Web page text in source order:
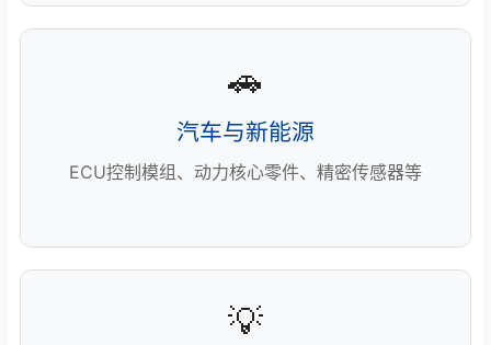
🚗
汽车与新能源
ECU控制模组、动力核心零件、精密传感器等
💡